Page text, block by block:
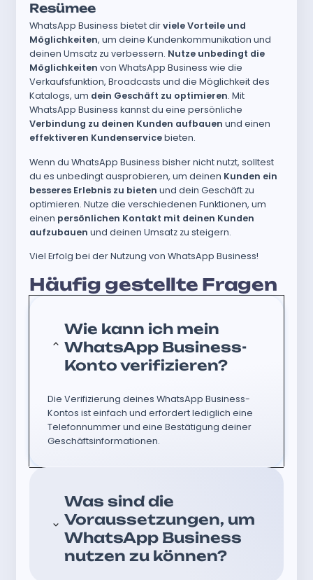
Resümee
WhatsApp Business bietet dirviele Vorteile und
Möglichkeiten, um deine Kundenkommunikation und
deinen Umsatz zu verbessern. Nutze unbedingt die
Möglichkeiten von WhatsApp Business wie die
Verkaufsfunktion, Broadcasts und die Möglichkeit des
Katalogs, um dein Geschäft zu optimieren. Mit
WhatsApp Business kannst du eine persönliche
Verbindung zu deinen Kunden aufbauen und einen
effektiveren Kundenservicebieten.
Wenn du WhatsApp Business bisher nicht nutzt, solltest
du es unbedingt ausprobieren, um deinen Kunden ein
besseres Erlebnis zu bieten und dein Geschäft zu
optimieren. Nutze die verschiedenen Funktionen, um
einen persönlichen Kontakt mit deinen Kunden
aufzubauen und deinen Umsatz zu steigern.
Viel Erfolg bei der Nutzung von WhatsApp Business!
Häufig gestellte Fragen
Wie kann ich mein
WhatsApp Business-
Konto verifizieren?
Die Verifizierung deines WhatsApp Business-
Kontos ist einfach und erfordert lediglich eine
Telefonnummer und eine Bestätigung deiner
Geschäftsinformationen.
Was sind die
Voraussetzungen, um
WhatsApp Business
nutzen zu können?